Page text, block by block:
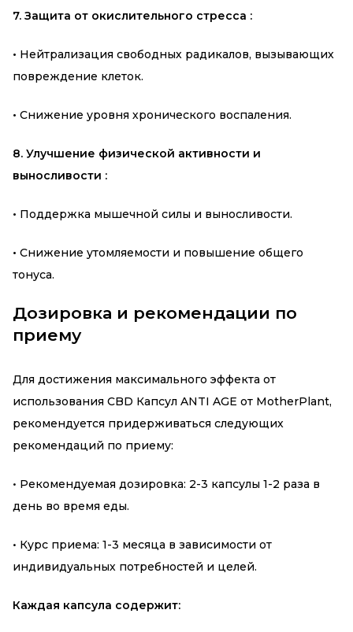
7. Защита от окислительного стресса :
• Нейтрализация свободных радикалов, вызывающих
повреждение клеток.
• Снижение уровня хронического воспаления.
8. Улучшение физической активности и
выносливости :
• Поддержка мышечной силы и выносливости.
• Снижение утомляемости и повышение общего
тонуса.
Дозировка и рекомендации по
приему
Для достижения максимального эффекта от
использования CBD Капсул ANTI AGE от MotherPlant,
рекомендуется придерживаться следующих
рекомендаций по приему:
• Рекомендуемая дозировка: 2-3 капсулы 1-2 раза в
день во время еды.
• Курс приема: 1-3 месяца в зависимости от
индивидуальных потребностей и целей.
Каждая капсула содержит: